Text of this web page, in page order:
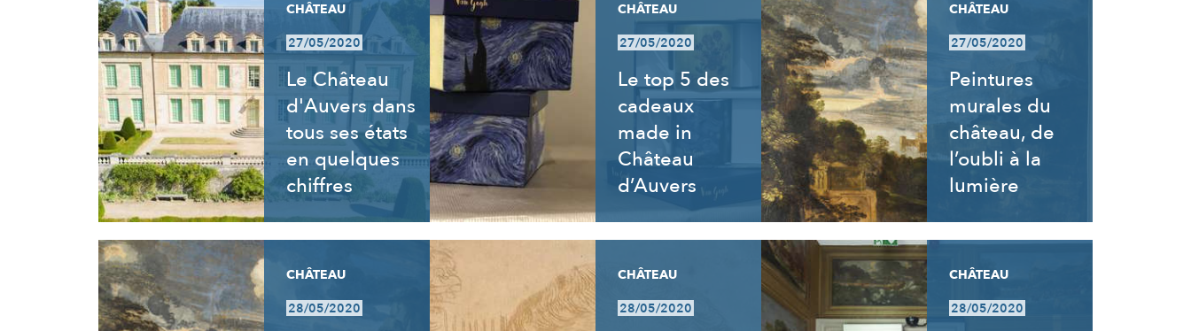
CHÂTEAU
27/05/2020
Le Château
d'Auvers dans
tous ses états
en quelques
chiffres
CHÂTEAU
27/05/2020
Le top 5 des
cadeaux
made in
Château
d’Auvers
CHÂTEAU
27/05/2020
Peintures
murales du
château, de
l’oubli à la
lumière
CHÂTEAU
28/05/2020
CHÂTEAU
28/05/2020
CHÂTEAU
28/05/2020